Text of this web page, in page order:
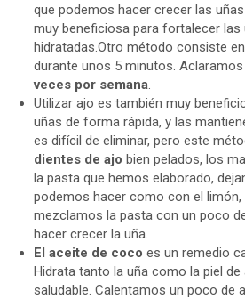
que podemos hacer crecer las
muy beneficiosa para fortalecer
hidratadas.Otro método consiste
durante unos 5 minutos.
veces por semana
Utilizar ajo es también muy
uñas de forma rápida, y las
es difícil de eliminar, pero este
dientes de ajo bien pelados, los
la pasta que hemos elaborado,
podemos hacer como con el
mezclamos la pasta con un poco
hacer crecer la uña.
El aceite de coco es un remedio
Hidrata tanto la uña como la piel
saludable. Calentamos un poco de